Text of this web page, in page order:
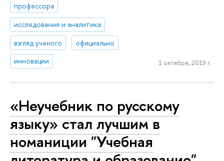
профессора
исследования и аналитика
взгляд ученого
официально
инновации
1 октября, 2019 г.
«Неучебник по русскому
языку» стал лучшим в
номаниции "Учебная